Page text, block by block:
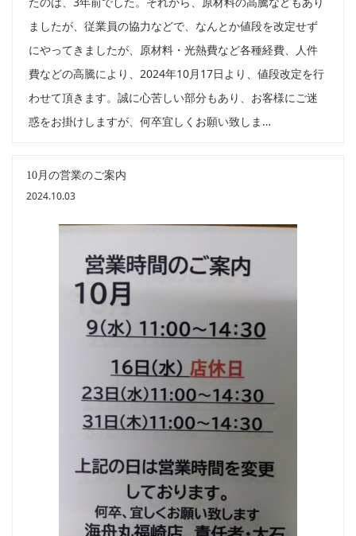
ましたが、従業員の協力などで、なんとか値段を改定せず
にやってきましたが、原材料・光熱費など各種経費、人件
費などの高騰により、2024年10月17日より、値段改定を行
わせて頂きます。誠に心苦しい部分もあり、お客様にご迷
惑をお掛けしますが、何卒宜しくお願い致しま…
10月の営業のご案内
2024.10.03